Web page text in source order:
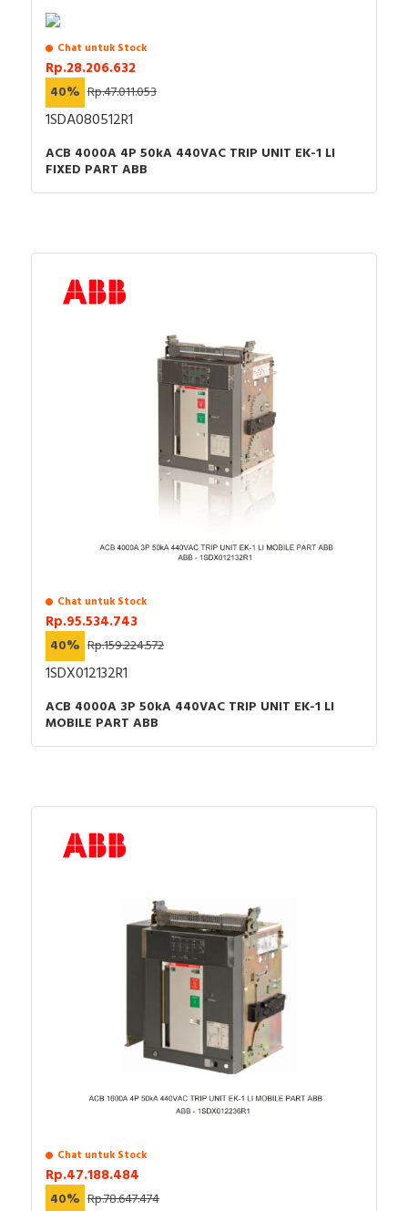
Chat untuk Stock
Rp.28.206.632
40% Rp.47.011.053
1SDA080512R1
ACB 4000A 4P 50kA 440VAC TRIP UNIT EK-1 LI
FIXED PART ABB
Chat untuk Stock
Rp.95.534.743
40% Rp.159.224.572
1SDX012132R1
ACB 4000A 3P 50kA 440VAC TRIP UNIT EK-1 LI
MOBILE PART ABB
Chat untuk Stock
Rp.47.188.484
40% Rp.78.647.474